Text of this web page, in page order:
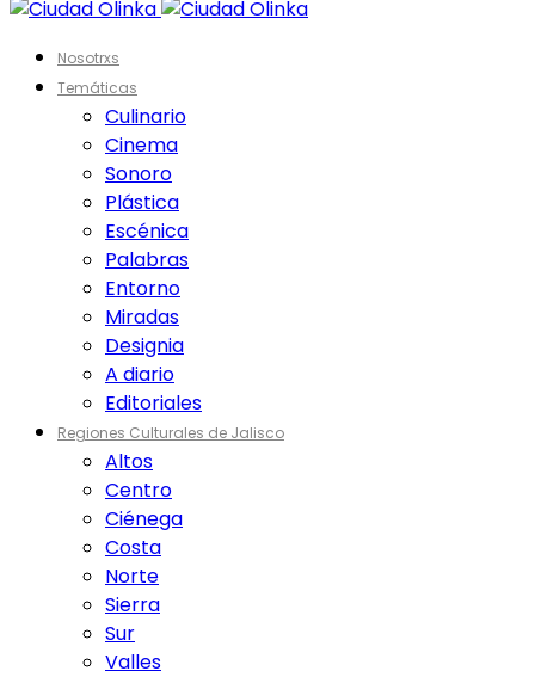
Nosotrxs
Temáticas
Culinario
Cinema
Sonoro
Plástica
Escénica
Palabras
Entorno
Miradas
Designia
A diario
Editoriales
Regiones Culturales de Jalisco
Altos
Centro
Ciénega
Costa
Norte
Sierra
Sur
Valles